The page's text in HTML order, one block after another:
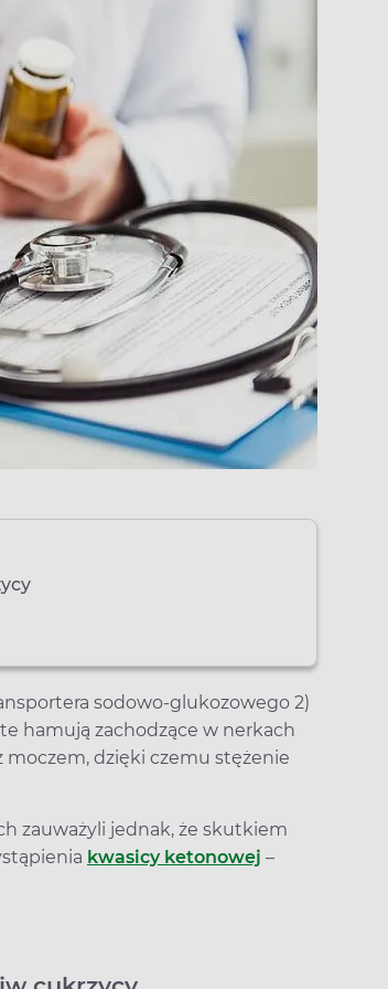
sodowo-glukozowego 2)
hamują zachodzące w nerkach
moczem, dzięki czemu stężenie
zauważyli jednak, że skutkiem
kwasicy ketonowej –